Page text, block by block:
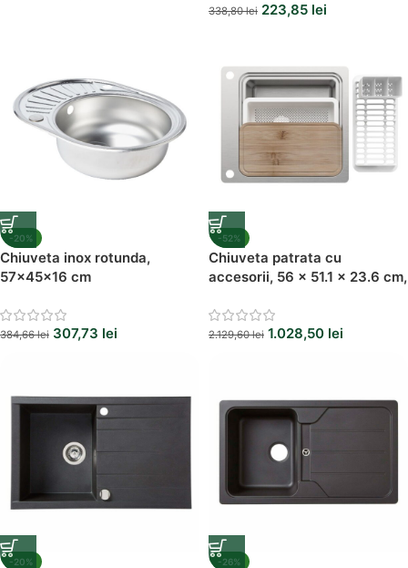
338,80lei 223,85 lei
-20%
Chiuveta inox rotunda,
57x45x16 cm
384,66lei 307,73 lei
-52%
Chiuveta patrata cu
accesorii, 56 x 51.1 x 23.6 cm,
2.129,60lei 1.028,50 lei
-20% -26%